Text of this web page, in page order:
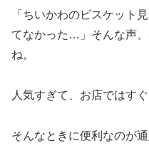
「ちいかわのビスケット
てなかった…」そんな声
ね。
人気すぎて、お店ではす
そんなときに便利なのが通